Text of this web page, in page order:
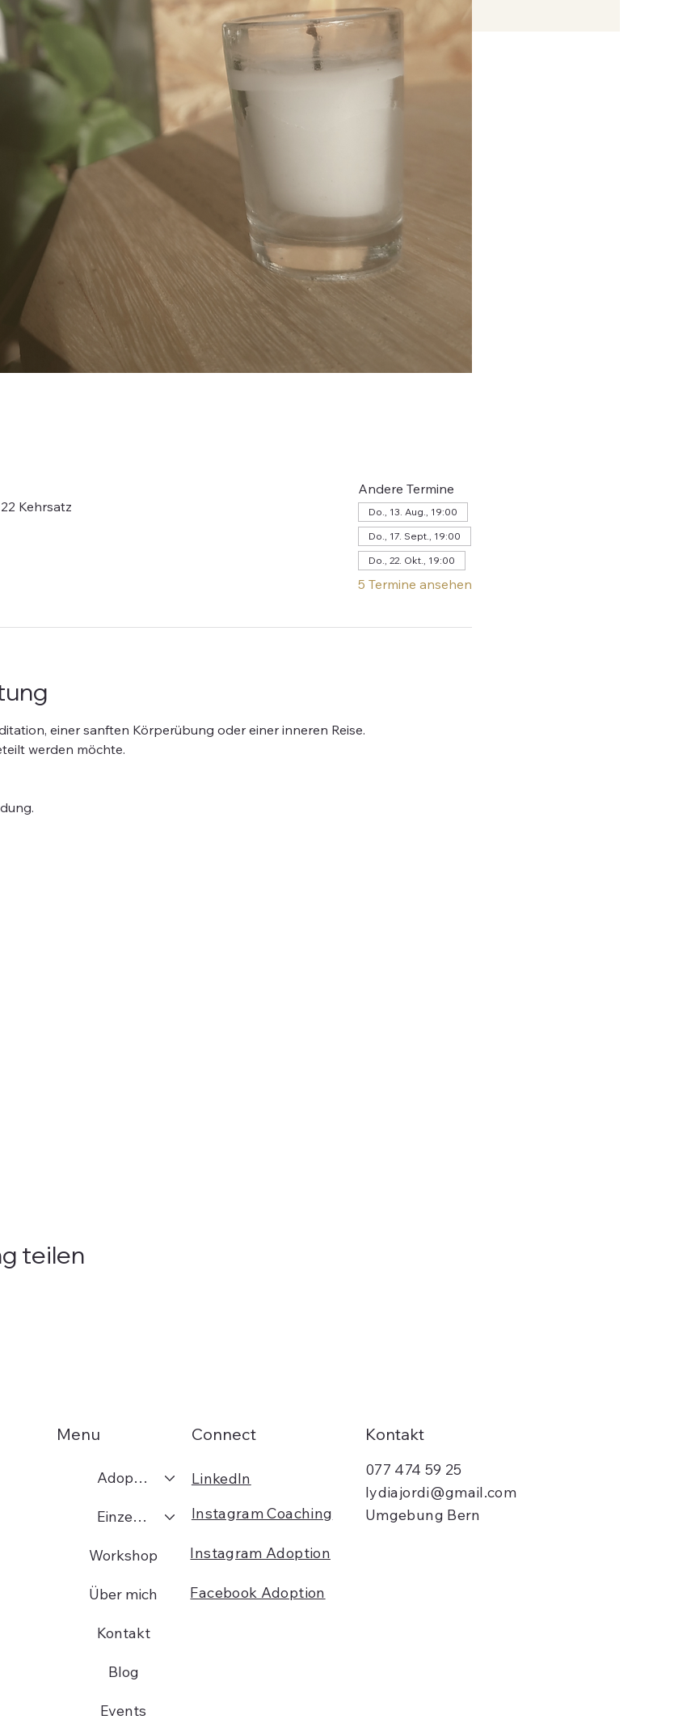
Kehrsatz
Andere Termine
Do., 13. Aug., 19:00
Do., 17. Sept., 19:00
Do., 22. Okt., 19:00
5 Termine ansehen
einer sanften Körperübung oder einer inneren Reise.
werden möchte.
teilen
Menu
Adoption
Einzelcoaching
Workshop
Über mich
Kontakt
Blog
Events
Kontakt
077 474 59 25
lydiajordi@gmail.com
Umgebung Bern
Connect
LinkedIn
Instagram Coaching
Instagram Adoption
Facebook Adoption